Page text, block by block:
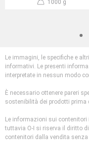
1000 g
Le immagini, le specifiche e
informativi. Le presenti
interpretate in nessun modo
È necessario ottenere pareri
sostenibilità dei prodotti prima
Le informazioni sui
tuttavia O-I si riserva il diritto
contenitori dalla vendita senza